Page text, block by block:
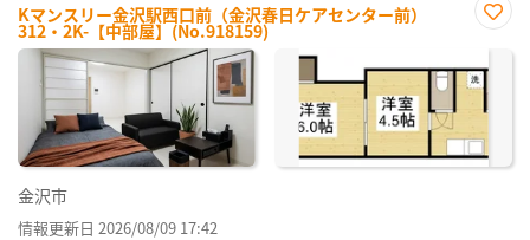
Kマンスリー金沢駅西口前（金沢春日ケアセンター前）
312・2K-【中部屋】(No.918159)
に入
り登
録
金沢市
情報更新日 2026/08/09 17:42